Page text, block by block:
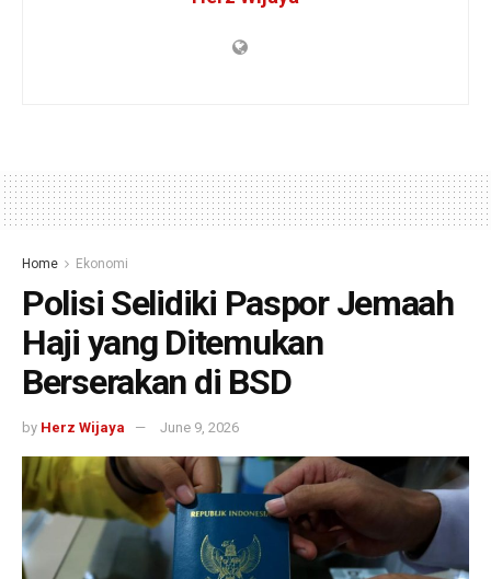
Home Ekonomi
Polisi Selidiki Paspor Jemaah
Haji yang Ditemukan
Berserakan di BSD
by Herz Wijaya June 9, 2026